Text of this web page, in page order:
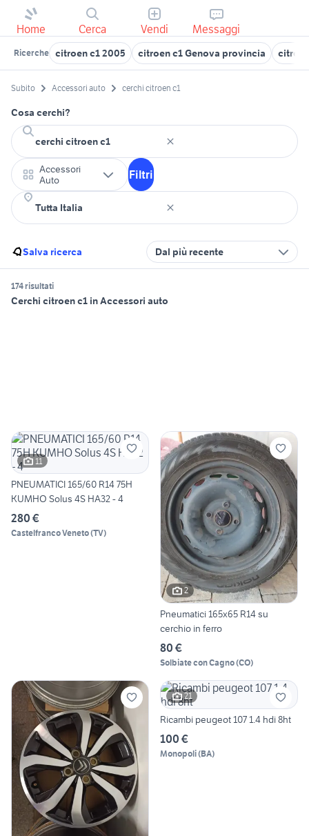
Home Cerca Vendi Messaggi
Ricerche citroen c1 2005 citroen c1 Genova provincia
Subito Accessori auto cerchi citroen c1
Cosa cerchi?
Accessori
Auto
Filtri
Salva ricerca Dal più recente
174 risultati
Cerchi citroen c1 in Accessori auto
11
PNEUMATICI 165/60 R14 75H
KUMHO Solus 4S HA32 - 4
280 €
Castelfranco Veneto(TV)
2
Pneumatici 165x65 R14 su
cerchio in ferro
80 €
Solbiate con Cagno(CO)
21
Ricambi peugeot 107 1.4 hdi 8ht
100 €
Monopoli(BA)